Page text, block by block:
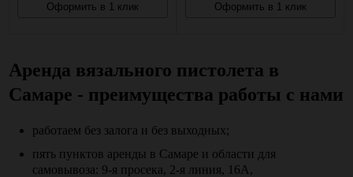
Оформить в 1 клик Оформить в 1 клик
Аренда вязального пистолета в
Самаре - преимущества работы с нами
работаем без залога и без выходных;
пять пунктов аренды в Самаре и области для
самовывоза: 9-я просека, 2-я линия, 16А,